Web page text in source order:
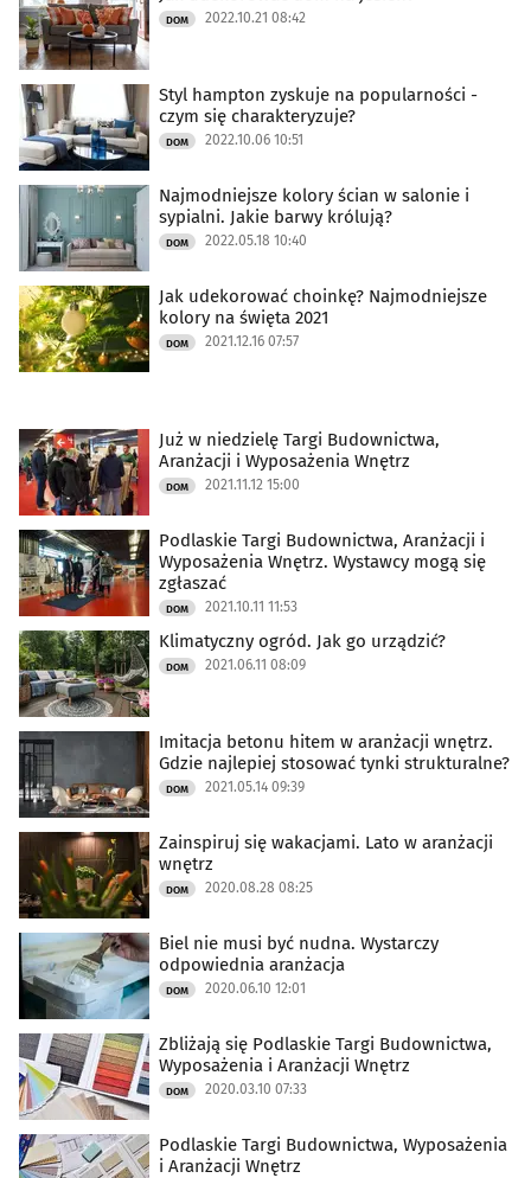
DOM 2022.10.21 08:42
Styl hampton zyskuje na popularności -
czym się charakteryzuje?
DOM 2022.10.06 10:51
Najmodniejsze kolory ścian w salonie i
sypialni. Jakie barwy królują?
DOM 2022.05.18 10:40
Jak udekorować choinkę? Najmodniejsze
kolory na święta 2021
DOM 2021.12.16 07:57
Już w niedzielę Targi Budownictwa,
Aranżacji i Wyposażenia Wnętrz
DOM 2021.11.12 15:00
Podlaskie Targi Budownictwa, Aranżacji i
Wyposażenia Wnętrz. Wystawcy mogą się
zgłaszać
DOM 2021.10.11 11:53
Klimatyczny ogród. Jak go urządzić?
DOM 2021.06.11 08:09
Imitacja betonu hitem w aranżacji wnętrz.
Gdzie najlepiej stosować tynki strukturalne?
DOM 2021.05.14 09:39
Zainspiruj się wakacjami. Lato w aranżacji
wnętrz
DOM 2020.08.28 08:25
Biel nie musi być nudna. Wystarczy
odpowiednia aranżacja
DOM 2020.06.10 12:01
Zbliżają się Podlaskie Targi Budownictwa,
Wyposażenia i Aranżacji Wnętrz
DOM 2020.03.10 07:33
Podlaskie Targi Budownictwa, Wyposażenia
i Aranżacji Wnętrz